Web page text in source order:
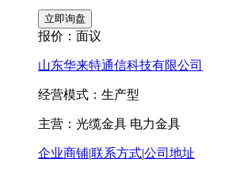
报价： 面议
山东华来特通信科技有限公司
经营模式：生产型
主营：光缆金具 电力金具
企业商铺|联系方式|公司地址